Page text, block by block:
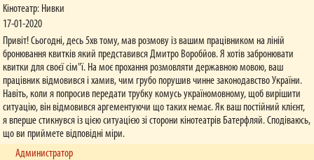
Кінотеатр: Нивки
17-01-2020
Привіт! Сьогодні, десь 5хв тому, мав розмову із вашим працівником на ліній
бронювання квитків який представився Дмитро Воробйов. Я хотів забронювати
квитки для своєї сім"ї. На моє прохання розмовляти державною мовою, ваш
працівник відмовився і хамив, чим грубо порушив чинне законодавство України.
Навіть, коли я попросив передати трубку комусь україномовному, щоб вирішити
ситуацію, він відмовився аргементуючи що таких немає. Як ваш постійний клієнт,
я вперше стикнувся із цією ситуацією зі сторони кінотеатрів Батерфляй. Сподіваюсь,
що ви приймете відповідні міри.
Администратор